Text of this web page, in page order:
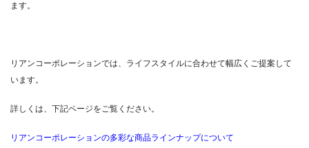
ます。
リアンコーポレーションでは、ライフスタイルに合わせて幅広くご提案して
います。
詳しくは、下記ページをご覧ください。
リアンコーポレーションの多彩な商品ラインナップについて